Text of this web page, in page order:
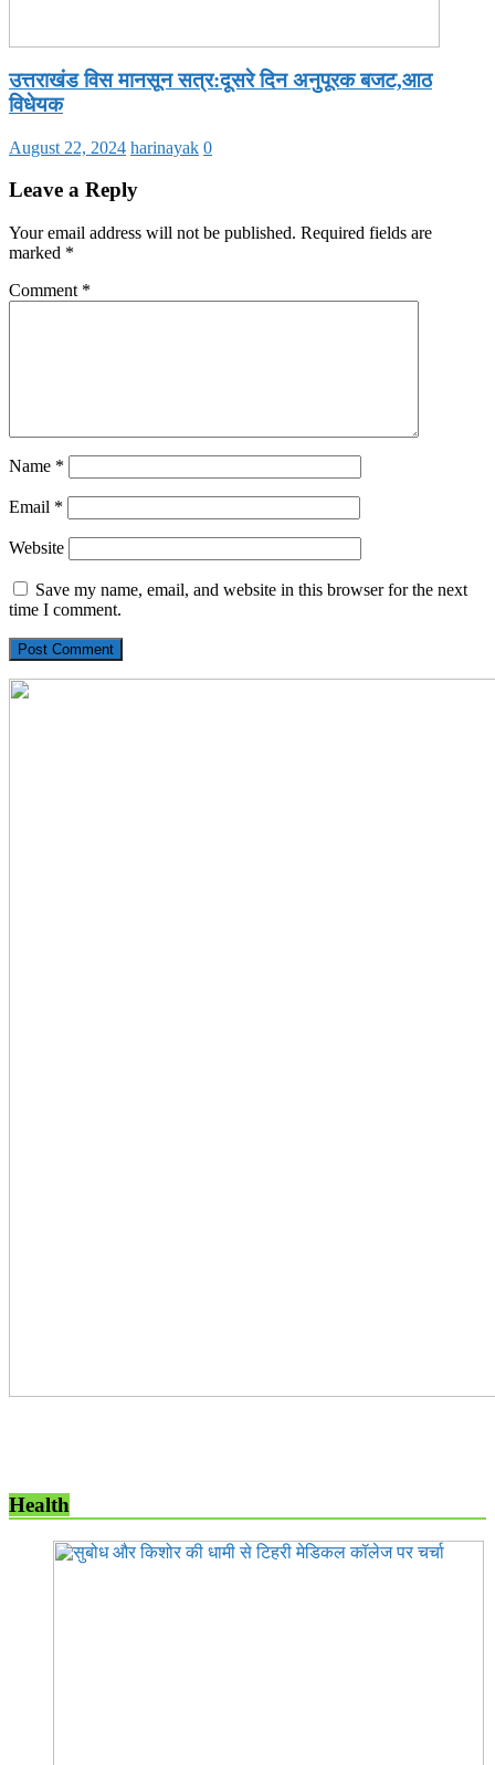
उत्तराखंड विस मानसून सत्र:दूसरे दिन अनुपूरक बजट,आठ
विधेयक
August 22, 2024 harinayak 0
Leave a Reply
Your email address will not be published. Required fields are
marked *
Comment *
Name *
Email *
Website
Save my name, email, and website in this browser for the next
time I comment.
Health